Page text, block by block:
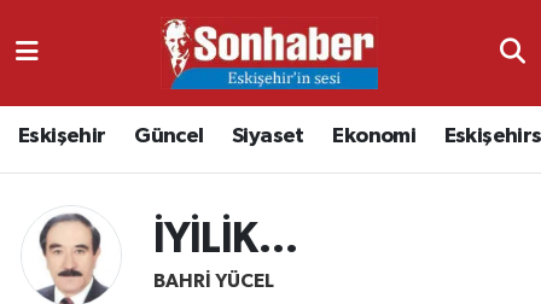
Eskişehir Güncel Siyaset Ekonomi
İYİLİK…
BAHRI YÜCEL
Ekonomi
Güncel
Nöbetçi Eczaneler
Namaz Vakitleri
Trafik Durumu